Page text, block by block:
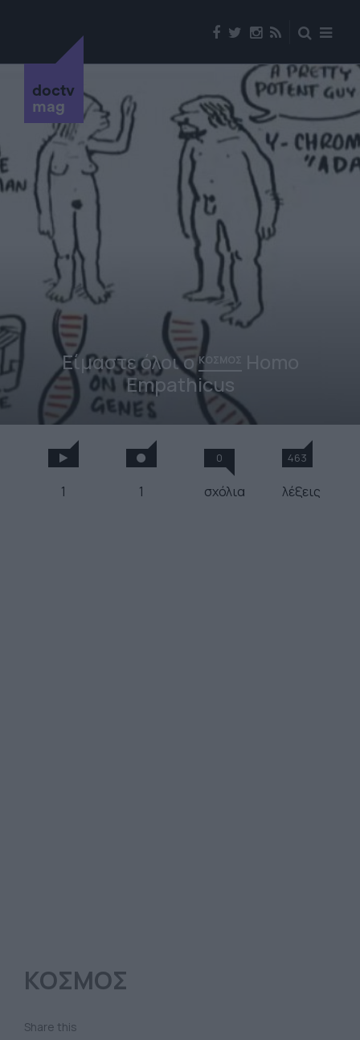
doctv
mag
Είμαστε όλοι οΚΟΣΜΟΣ
Empathicus
1 1
0
σχόλια
463
λέξεις
ΚΟΣΜΟΣ
Share this